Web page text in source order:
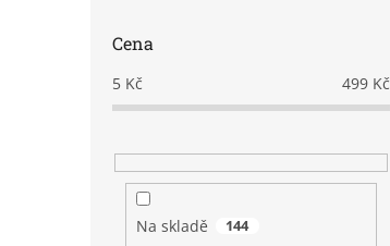
Cena
5 Kč 499 Kč
Na skladě 144